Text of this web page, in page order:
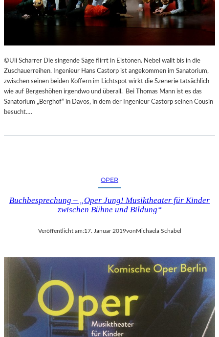
©Uli Scharrer Die singende Säge flirrt in Eistönen. Nebel wallt bis in die
Zuschauerreihen. Ingenieur Hans Castorp ist angekommen im Sanatorium,
zwischen seinen beiden Koffern im Lichtspot wirkt die Szenerie tatsächlich
wie auf Bergeshöhen irgendwo und überall. Bei Thomas Mann ist es das
Sanatorium „Berghof“ in Davos, in dem der Ingenieur Castorp seinen Cousin
besucht.…
OPER
Buchbesprechung – „Oper Jung! Musiktheater für Kinder
zwischen Bühne und Bildung“
Veröffentlicht am:17. Januar 2019vonMichaela Schabel